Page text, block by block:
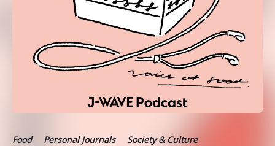
Food Personal Journals Society & Culture